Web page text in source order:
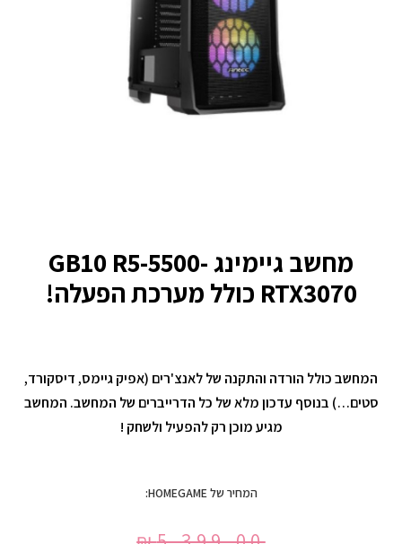
מחשב גיימינג GB10 R5-5500-
RTX3070 כולל מערכת הפעלה!
המחשב כולל הורדה והתקנה של לאנצ'רים (אפיק גיימס, דיסקורד,
סטים…) בנוסף עדכון מלא של כל הדרייברים של המחשב. המחשב
מגיע מוכן רק להפעיל ולשחק !
המחיר של HOMEGAME: